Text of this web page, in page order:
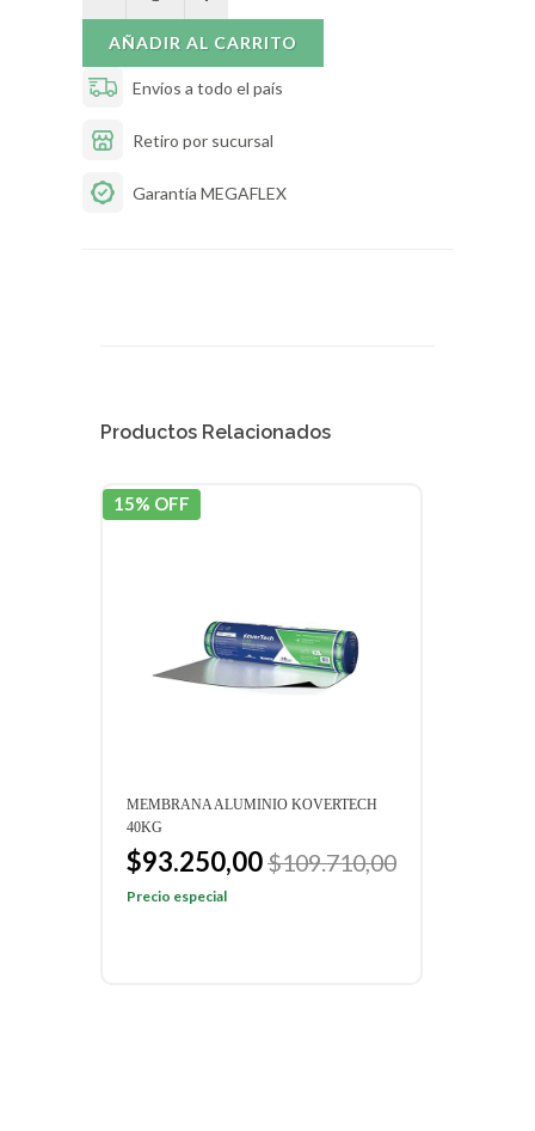
AÑADIR AL CARRITO
Envíos a todo el país
Retiro por sucursal
Garantía MEGAFLEX
Productos Relacionados
15% OFF
MEMBRANA ALUMINIO KOVERTECH
40KG
$93.250,00$109.710,00
Precio especial